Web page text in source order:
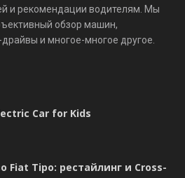
и рекомендации водителям. Мы
обзор машин,
и многое-многое другое.
Car for Kids
Fiat Tipo: рестайлинг и Cross-